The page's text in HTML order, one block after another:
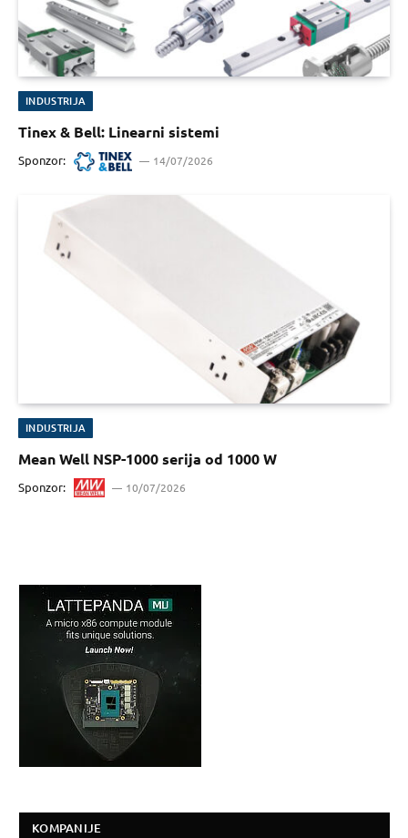
INDUSTRIJA
Tinex & Bell: Linearni sistemi
Sponzor: 14/07/2026
INDUSTRIJA
Mean Well NSP-1000 serija od 1000 W
Sponzor: 10/07/2026
KOMPANIJE